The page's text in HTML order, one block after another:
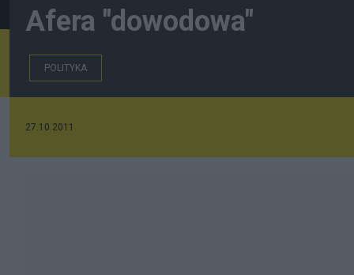
Afera "dowodowa"
POLITYKA
27.10.2011